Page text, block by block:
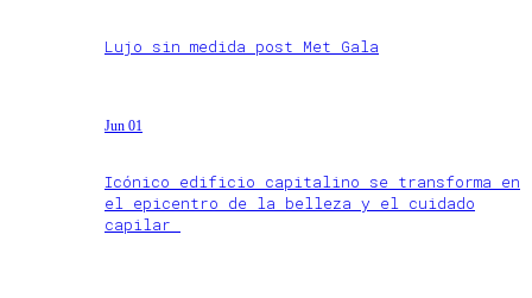
Lujo sin medida post Met Gala
Jun 01
Icónico edificio capitalino se transforma en
el epicentro de la belleza y el cuidado
capilar